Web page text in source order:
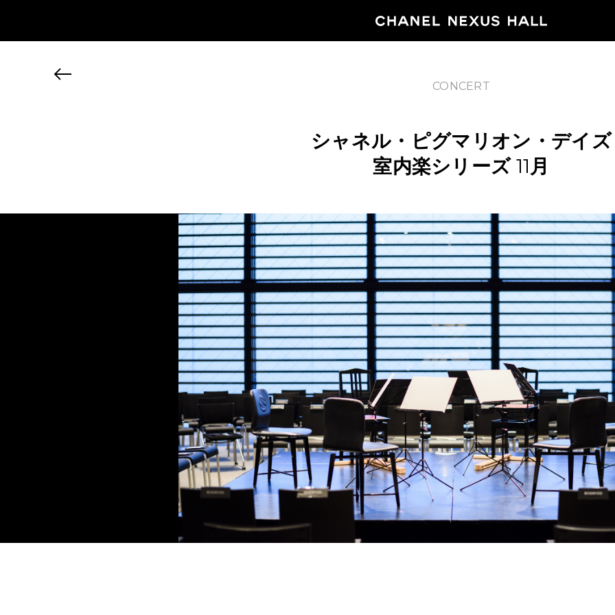
JP
NEWS
ABOUT
CONCERT
シャネル・ピグマリオン・デイズ
室内楽シリーズ11月